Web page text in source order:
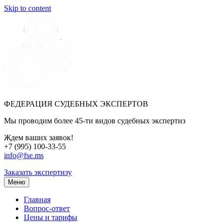
Skip to content
ФЕДЕРАЦИЯ СУДЕБНЫХ ЭКСПЕРТОВ
Мы проводим более 45-ти видов судебных экспертиз
Ждем ваших заявок!
+7 (995) 100-33-55
info@fse.ms
Заказать экспертизу
Меню
Главная
Вопрос-ответ
Цены и тарифы